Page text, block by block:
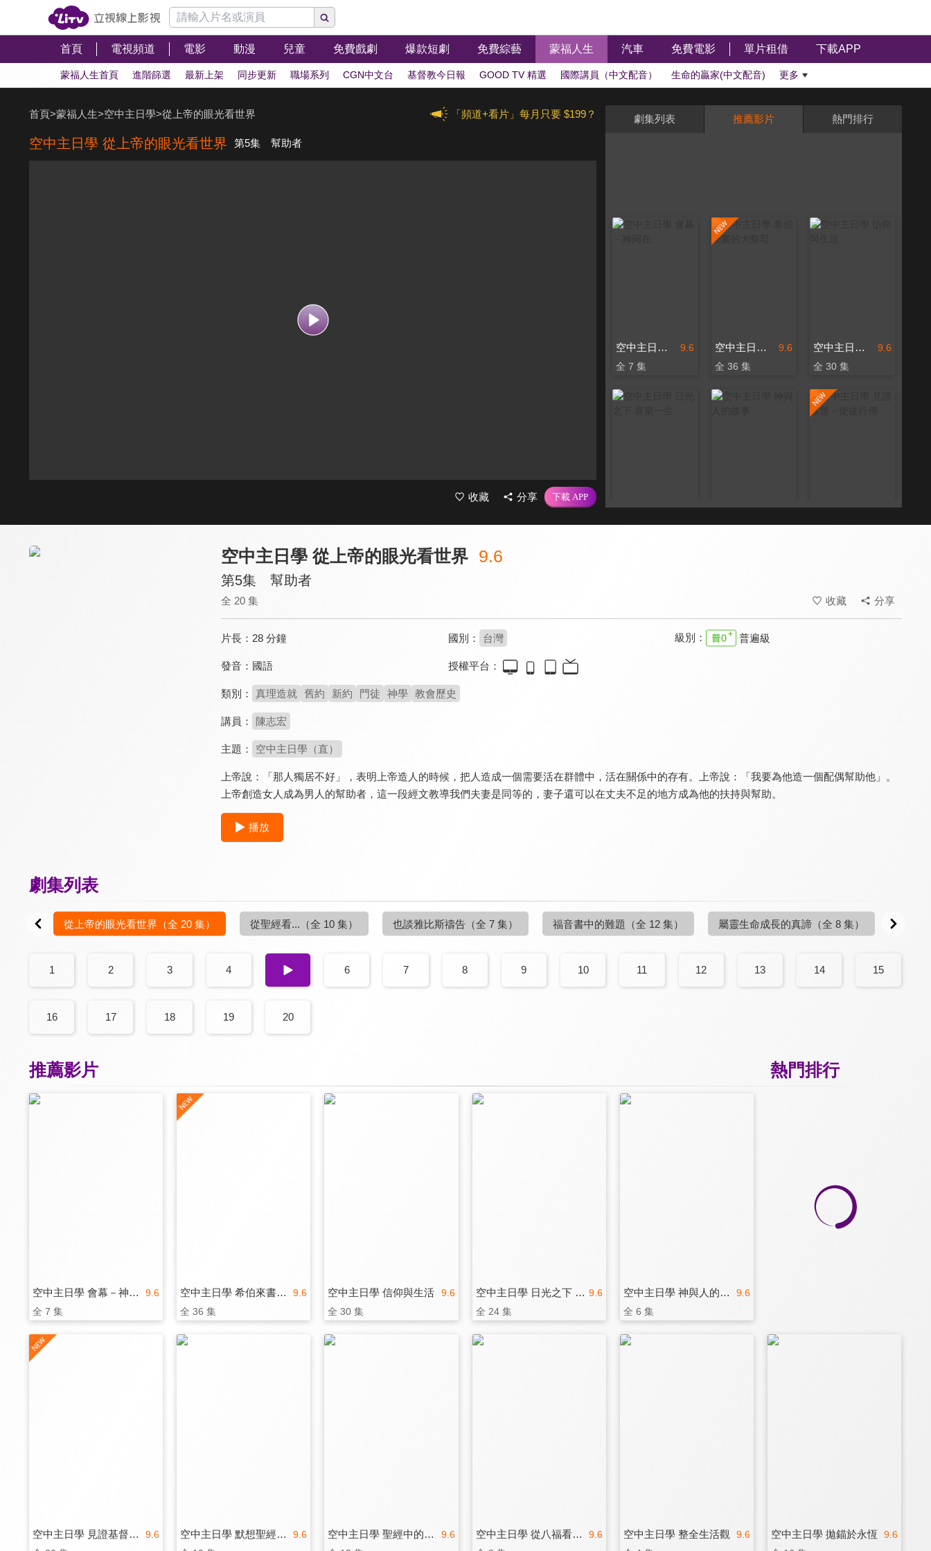
首頁 電視頻道 電影 動漫 兒童 免費戲劇 爆款短劇 免費綜藝 蒙福人生 汽車 免費電影 單片租借 下載APP
蒙福人生首頁 進階篩選 最新上架 同步更新 職場系列 CGN中文台 基督教今日報 GOOD TV 精選 國際講員（中文配音） 生命的贏家(中文配音) 更多
「頻道+看片」每月只要 $199？
首頁>蒙福人生>空中主日學>從上帝的眼光看世界
空中主日學 從上帝的眼光看世界 第5集 幫助者
收藏 分享
劇集列表 推薦影片 熱門排行
9.6
空中主日學 會幕－神同在
全 7 集
9.6
空中主日學 希伯來書的大祭司
全 36 集
9.6
空中主日學 信仰與生活
全 30 集
空中主日學 從上帝的眼光看世界 9.6
第5集 幫助者
全 20 集 收藏 分享
片長： 28 分鐘 國別： 台灣 級別： 普遍級
發音： 國語 授權平台：
類別： 真理造就 舊約 新約 門徒 神學 教會歷史
講員： 陳志宏
主題： 空中主日學（直）
上帝說：「那人獨居不好」，表明上帝造人的時候，把人造成一個需要活在群體中，活在關係中的存有。上帝說：「我要為他造一個配偶幫助他」。
上帝創造女人成為男人的幫助者，這一段經文教導我們夫妻是同等的，妻子還可以在丈夫不足的地方成為他的扶持與幫助。
播放
劇集列表
從上帝的眼光看世界 （全 20 集） 從聖經看... （全 10 集） 也談雅比斯禱告 （全 7 集） 福音書中的難題 （全 12 集） 屬靈生命成長的真諦 （全 8 集）
1 2 3 4 5 6 7 8 9 10 11 12 13 14 15
16 17 18 19 20
熱門排行
推薦影片
9.6
空中主日學 會幕－神同在
全 7 集
9.6
空中主日學 希伯來書的大祭司
全 36 集
9.6
空中主日學 信仰與生活
全 30 集
9.6
空中主日學 日光之下 喜樂一生
全 24 集
9.6
空中主日學 神與人的故事
全 6 集
9.6
空中主日學 見證基督－使徒行傳 9.6
空中主日學 默想聖經人物 9.6
空中主日學 聖經中的地獄觀 9.6
空中主日學 從八福看基督徒的生命 9.6
空中主日學 整全生活觀 9.6
空中主日學 拋錨於永恆